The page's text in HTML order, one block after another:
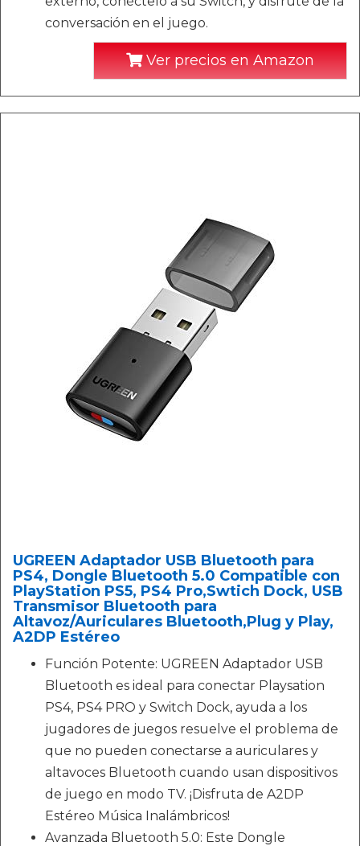
conversación en el juego.
Ver precios en Amazon
UGREEN Adaptador USB Bluetooth para
PS4, Dongle Bluetooth 5.0 Compatible con
PlayStation PS5, PS4 Pro,Swtich Dock, USB
Transmisor Bluetooth para
Altavoz/Auriculares Bluetooth,Plug y Play,
A2DP Estéreo
Función Potente: UGREEN Adaptador USB
Bluetooth es ideal para conectar Playsation
PS4, PS4 PRO y Switch Dock, ayuda a los
jugadores de juegos resuelve el problema de
que no pueden conectarse a auriculares y
altavoces Bluetooth cuando usan dispositivos
de juego en modo TV. ¡Disfruta de A2DP
Estéreo Música Inalámbricos!
Avanzada Bluetooth 5.0: Este Dongle